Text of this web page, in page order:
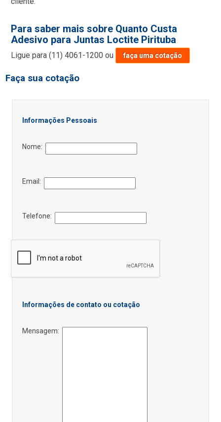
Para saber mais sobre Quanto Custa
Adesivo para Juntas Loctite Pirituba
Ligue para(11) 4061-1200 ou faça uma cotação
Faça sua cotação
Informações Pessoais
Nome:
Email:
Telefone:
Informações de contato ou cotação
Mensagem: